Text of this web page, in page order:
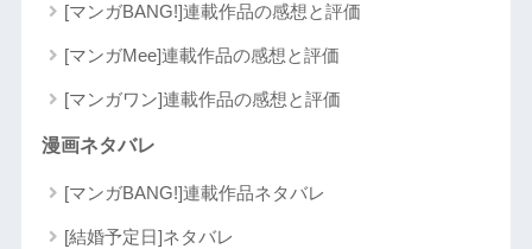
[マンガBANG!]連載作品の感想と評価
[マンガMee]連載作品の感想と評価
[マンガワン]連載作品の感想と評価
漫画ネタバレ
[マンガBANG!]連載作品ネタバレ
[結婚予定日]ネタバレ